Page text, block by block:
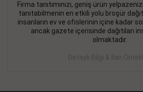
Firma tanıtımınızı, geniş ürün
tanıtabilmenin en etkili yolu broşür
insanların ev ve ofislerinin içine kadar
ancak gazete içerisinde dağıtılan
olmaktadır.
Detaylı Bilgi & İlan
DEVREMÜLK KİRALIK İlanı-
SİNYE Tekstile Şoförlüğü olan 35
elemanı alınacaktır. Osmanbey, Şişli